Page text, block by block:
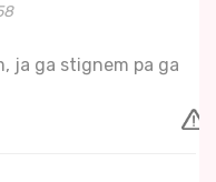
ja ga stignem pa ga